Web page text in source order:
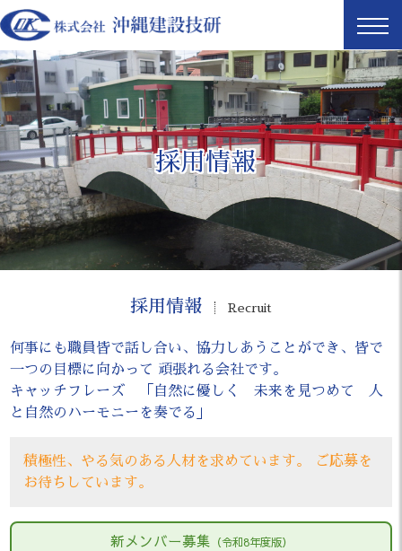
採用情報
採用情報 Recruit
何事にも職員皆で話し合い、協力しあうことができ、皆で
一つの目標に向かって 頑張れる会社です。
キャッチフレーズ 「自然に優しく 未来を見つめて 人
と自然のハーモニーを奏でる」
積極性、やる気のある人材を求めています。 ご応募を
お待ちしています。
新メンバー募集 （令和8年度版）